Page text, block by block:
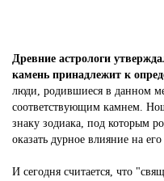
Древние астрологи
камень принадлежит к
люди, родившиеся в данном
соответствующим камнем.
знаку зодиака, под которым
оказать дурное влияние на его
И сегодня считается, что